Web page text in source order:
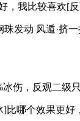
，我比较喜欢[反
发动 风遁·挤
伤，反观二级只
哪个效果更